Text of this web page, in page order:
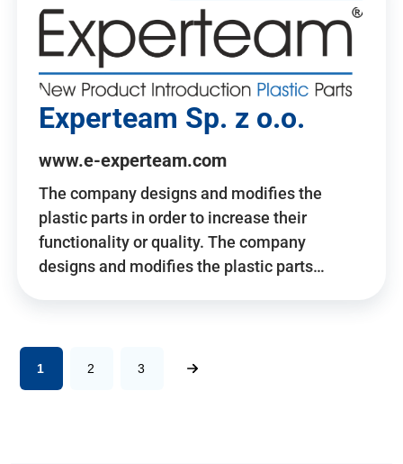
Experteam Sp. z o.o.
www.e-experteam.com
The company designs and modifies the
plastic parts in order to increase their
functionality or quality. The company
designs and modifies the plastic parts…
1 2 3